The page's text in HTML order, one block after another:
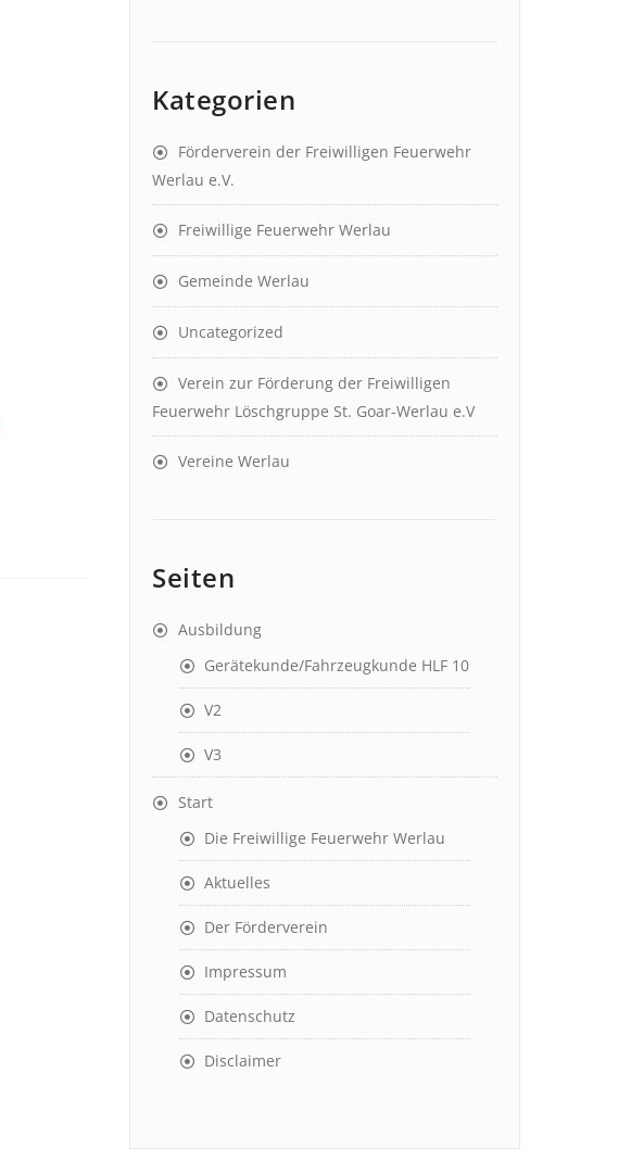
Kategorien
Förderverein der Freiwilligen Feuerwehr
Werlau e.V.
Freiwillige Feuerwehr Werlau
Gemeinde Werlau
Uncategorized
Verein zur Förderung der Freiwilligen
Feuerwehr Löschgruppe St. Goar-Werlau e.V
Vereine Werlau
Seiten
Ausbildung
Gerätekunde/Fahrzeugkunde HLF 10
V2
V3
Start
Die Freiwillige Feuerwehr Werlau
Aktuelles
Der Förderverein
Impressum
Datenschutz
Disclaimer